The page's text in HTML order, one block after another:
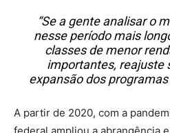
“Se a gente analisar o
nesse período mais
classes de menor
importantes, reajuste
expansão dos
A partir de 2020, com a
federal ampliou a abrangência